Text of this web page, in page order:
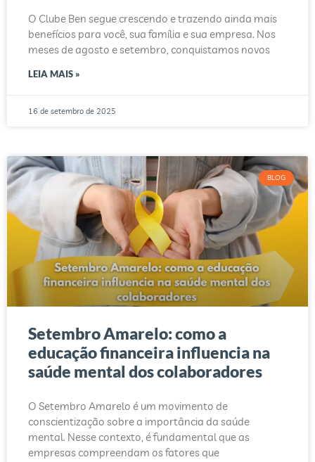
O Clube Ben segue crescendo e trazendo ainda mais
benefícios para você, sua família e sua empresa. Nos
meses de agosto e setembro, conquistamos novos
LEIA MAIS »
16 de setembro de 2025
BLOG
Setembro Amarelo: como a
educação financeira influencia na
saúde mental dos colaboradores
O Setembro Amarelo é um movimento de
conscientização sobre a importância da saúde
mental. Nesse contexto, é fundamental que as
empresas compreendam os fatores que